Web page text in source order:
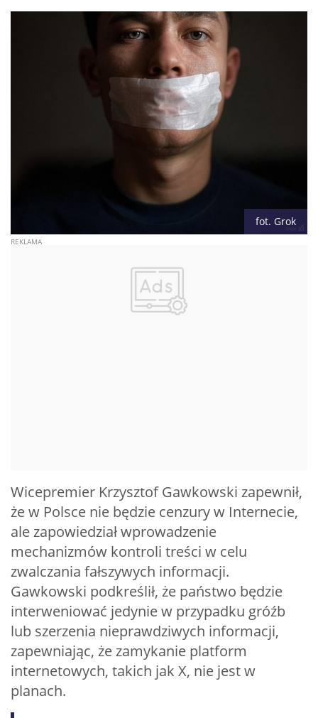
fot. Grok
Wicepremier Krzysztof Gawkowski zapewnił,
że w Polsce nie będzie cenzury w Internecie,
ale zapowiedział wprowadzenie
mechanizmów kontroli treści w celu
zwalczania fałszywych informacji.
Gawkowski podkreślił, że państwo będzie
interweniować jedynie w przypadku gróźb
lub szerzenia nieprawdziwych informacji,
zapewniając, że zamykanie platform
internetowych, takich jak X, nie jest w
planach.